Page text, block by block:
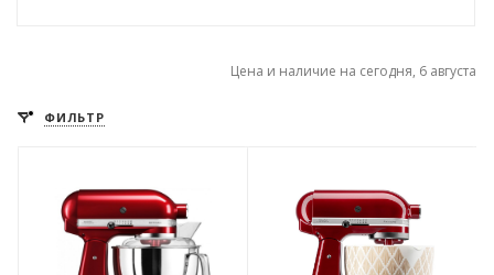
Цена и наличие на сегодня, 6 августа
ФИЛЬТР